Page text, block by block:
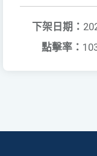
下架日期：
點擊率：